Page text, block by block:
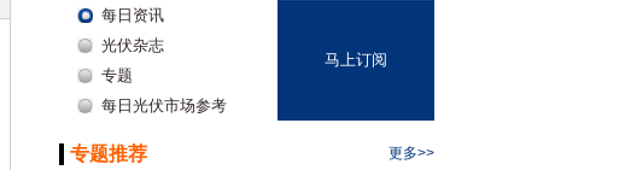
每日资讯
光伏杂志
专题
每日光伏市场参考
马上订阅
专题推荐 更多>>